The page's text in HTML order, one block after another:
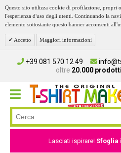
Questo sito utilizza cookie di profilazione, propri
l'esperienza d'uso degli utenti. Continuando la
elemento sottostante questo banner acconsenti
Accetto Maggiori informazioni
+39 081 570 12 49
oltre 20.000 prodotti
Lasciati ispirare! Sfoglia